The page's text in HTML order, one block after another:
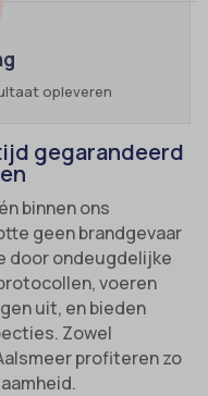
opleveren
gegarandeerd
binnen ons
geen brandgevaar
door ondeugdelijke
voeren
uit, en bieden
Zowel
profiteren zo